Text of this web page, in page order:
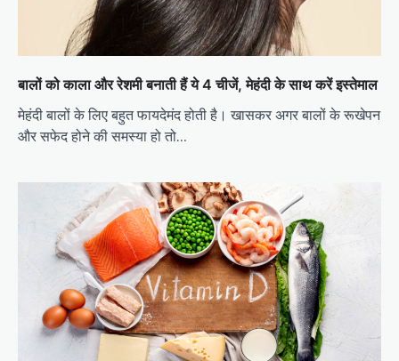
बालों को काला और रेशमी बनाती हैं ये 4 चीजें, मेहंदी के साथ करें इस्तेमाल
मेहंदी बालों के लिए बहुत फायदेमंद होती है। खासकर अगर बालों के रूखेपन
और सफेद होने की समस्या हो तो…